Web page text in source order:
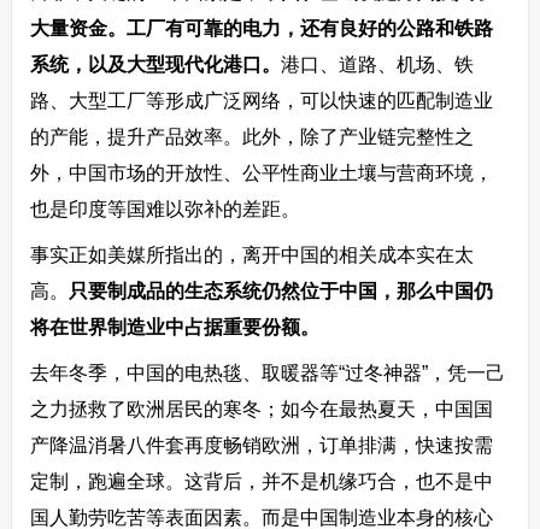
大量资金。工厂有可靠的电力，还有良好的公路和铁路
系统，以及大型现代化港口。 港口、道路、机场、铁
路、大型工厂等形成广泛网络，可以快速的匹配制造业
的产能，提升产品效率。此外，除了产业链完整性之
外，中国市场的开放性、公平性商业土壤与营商环境，
也是印度等国难以弥补的差距。
事实正如美媒所指出的，离开中国的相关成本实在太
高。
只要制成品的生态系统仍然位于中国，那么中国仍
将在世界制造业中占据重要份额。
去年冬季，中国的电热毯、取暖器等“过冬神器”，凭一己
之力拯救了欧洲居民的寒冬；如今在最热夏天，中国国
产降温消暑八件套再度畅销欧洲，订单排满，快速按需
定制，跑遍全球。这背后，并不是机缘巧合，也不是中
国人勤劳吃苦等表面因素。而是中国制造业本身的核心